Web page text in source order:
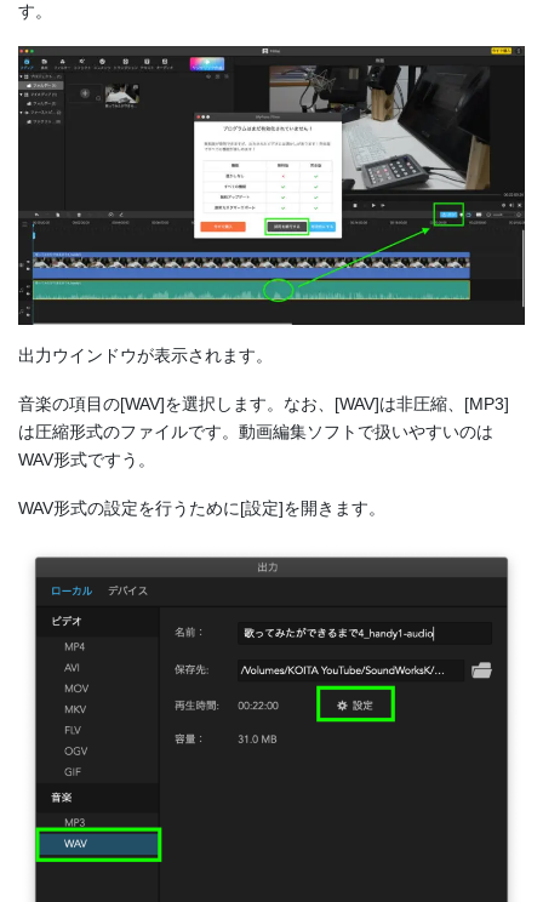
す。
出力ウインドウが表示されます。
音楽の項目の[WAV]を選択します。なお、[WAV]は非圧縮、[MP3]
は圧縮形式のファイルです。動画編集ソフトで扱いやすいのは
WAV形式ですう。
WAV形式の設定を行うために[設定]を開きます。